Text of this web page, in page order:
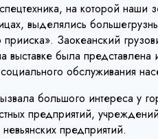
на которой
выделялись
Заокеанский
выставке была
обслуживания
большого интереса
предприятий,
предприятий.